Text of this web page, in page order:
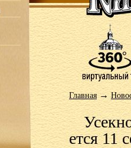
Главная→
ет­ся 11